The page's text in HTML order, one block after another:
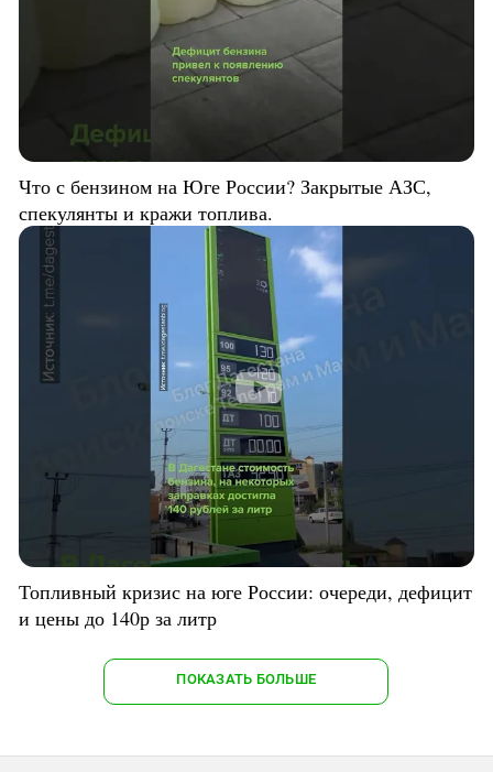
Что с бензином на Юге России? Закрытые АЗС,
спекулянты и кражи топлива.
Топливный кризис на юге России: очереди, дефицит
и цены до 140р за литр
ПОКАЗАТЬ БОЛЬШЕ